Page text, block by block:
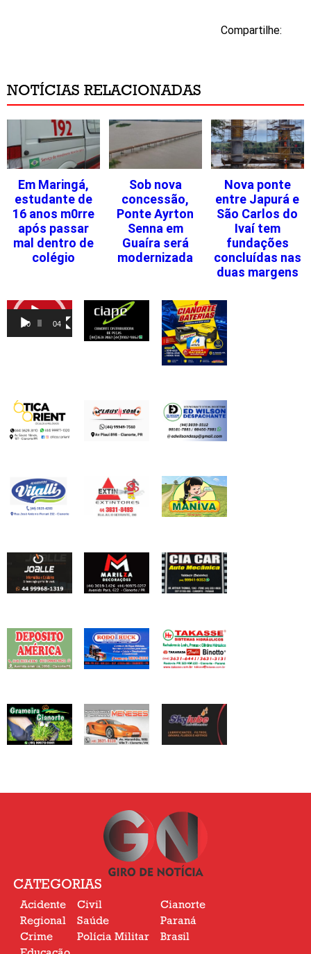
Compartilhe:
NOTÍCIAS RELACIONADAS
Em Maringá,
estudante de
16 anos m0rre
após passar
mal dentro de
colégio
Sob nova
concessão,
Ponte Ayrton
Senna em
Guaíra será
modernizada
Nova ponte
entre Japurá e
São Carlos do
Ivaí tem
fundações
concluídas nas
duas margens
Tocador
00:00 04:46
CATEGORIAS
Acidente
Regional
Crime
Civil
Saúde
Polícia Militar
Cianorte
Paraná
Brasil